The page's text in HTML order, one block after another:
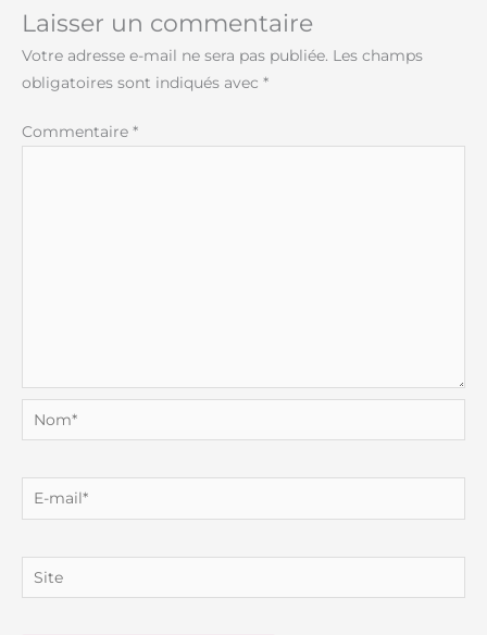
Laisser un commentaire
Votre adresse e-mail ne sera pas publiée. Les champs
obligatoires sont indiqués avec *
Commentaire *
Nom*
E-
mail*
Site